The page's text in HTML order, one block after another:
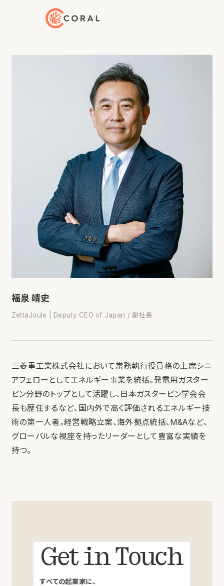
トップページへ戻る
福泉 靖史
ZettaJoule | Deputy CEO of Japan / 副社長
三菱重工業株式会社において常務執行役員格の上席シニ
アフェローとしてエネルギー事業を統括。発電用ガスター
ビン分野のトップとして活躍し、日本ガスタービン学会会
長も歴任するなど、国内外で高く評価されるエネルギー技
術の第一人者。経営戦略立案、海外拠点統括、M&Aなど、
グローバルな視座を持ったリーダーとして豊富な実績を
持つ。
Get in Touch
すべての起業家に、